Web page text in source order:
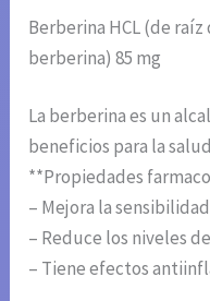
Berberina HCL (de
berberina) 85 mg
La berberina es un
beneficios para la
**Propiedades
– Mejora la
– Reduce los niveles
– Tiene efectos